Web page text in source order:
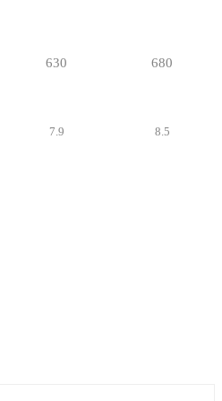
630 680
7.9 8.5